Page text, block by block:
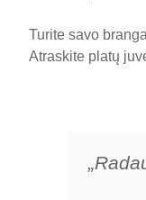
Turite savo
Atraskite platų